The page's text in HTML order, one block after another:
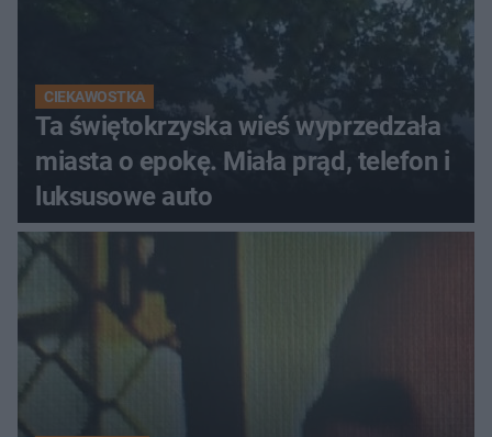
CIEKAWOSTKA
Ta świętokrzyska wieś wyprzedzała
miasta o epokę. Miała prąd, telefon i
luksusowe auto